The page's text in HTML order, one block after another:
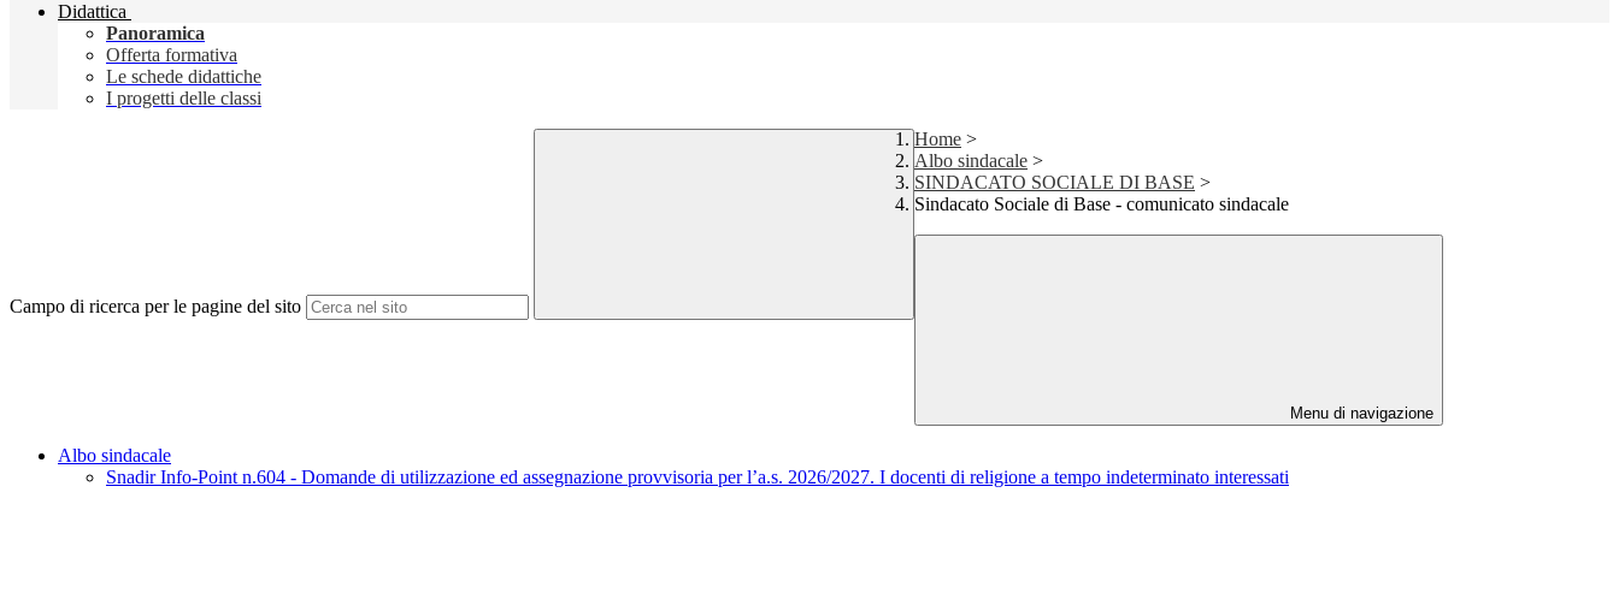
Didattica
Panoramica
Offerta formativa
Le schede didattiche
I progetti delle classi
Campo di ricerca per le pagine del sito
Home >
Albo sindacale >
SINDACATO SOCIALE DI BASE >
Sindacato Sociale di Base - comunicato sindacale
Menu di navigazione
Albo sindacale
Snadir Info-Point n.604 - Domande di utilizzazione ed assegnazione provvisoria per l’a.s. 2026/2027. I docenti di religione a tempo indeterminato interessati